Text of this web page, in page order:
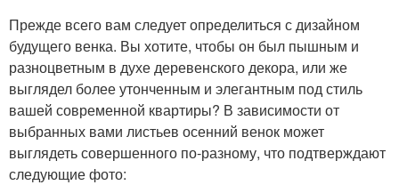
Прежде всего вам следует определиться с дизайном
будущего венка. Вы хотите, чтобы он был пышным и
разноцветным в духе деревенского декора, или же
выглядел более утонченным и элегантным под стиль
вашей современной квартиры? В зависимости от
выбранных вами листьев осенний венок может
выглядеть совершенного по-разному, что подтверждают
следующие фото: